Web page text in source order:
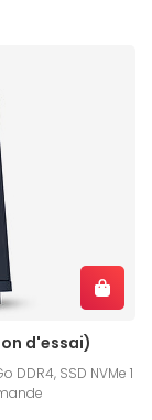
d'essai)
DDR4, SSD NVMe 1